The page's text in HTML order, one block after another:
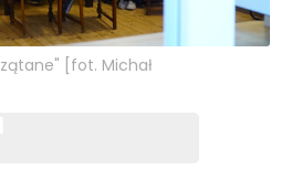
[fot. Michał